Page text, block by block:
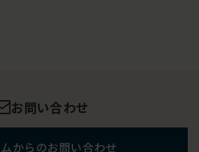
お問い合わせ
からのお問い合わせ